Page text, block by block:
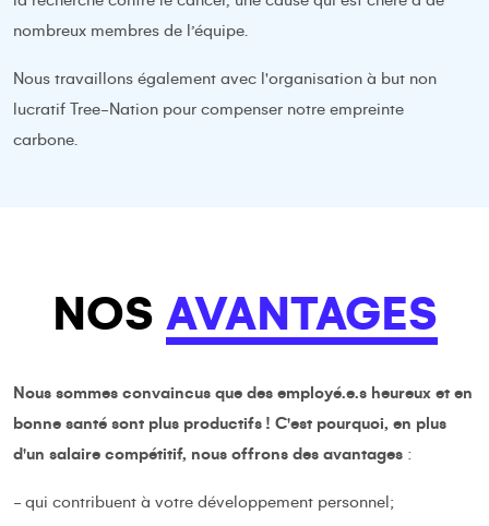
nombreux membres de l’équipe.
Nous travaillons également avec l'organisation à but non
lucratif Tree-Nation pour compenser notre empreinte
carbone.
NOS AVANTAGES
Nous sommes convaincus que des employé.e.s heureux et en
bonne santé sont plus productifs ! C'est pourquoi, en plus
d'un salaire compétitif, nous offrons des avantages :
- qui contribuent à votre développement personnel;